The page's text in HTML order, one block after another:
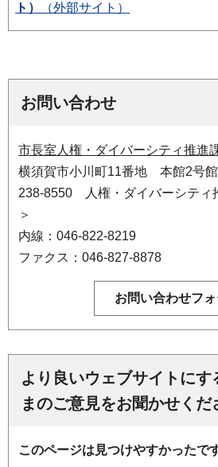
ト）
（外部サイト）
お問い合わせ
市長室人権・ダイバーシティ推進
横須賀市小川町11番地 本館2号館
238-8550 人権・ダイバーシティ
＞
内線：046-822-8219
ファクス：046-827-8878
より良いウェブサイトにす
まのご意見をお聞かせくだ
このページは見つけやすかったで